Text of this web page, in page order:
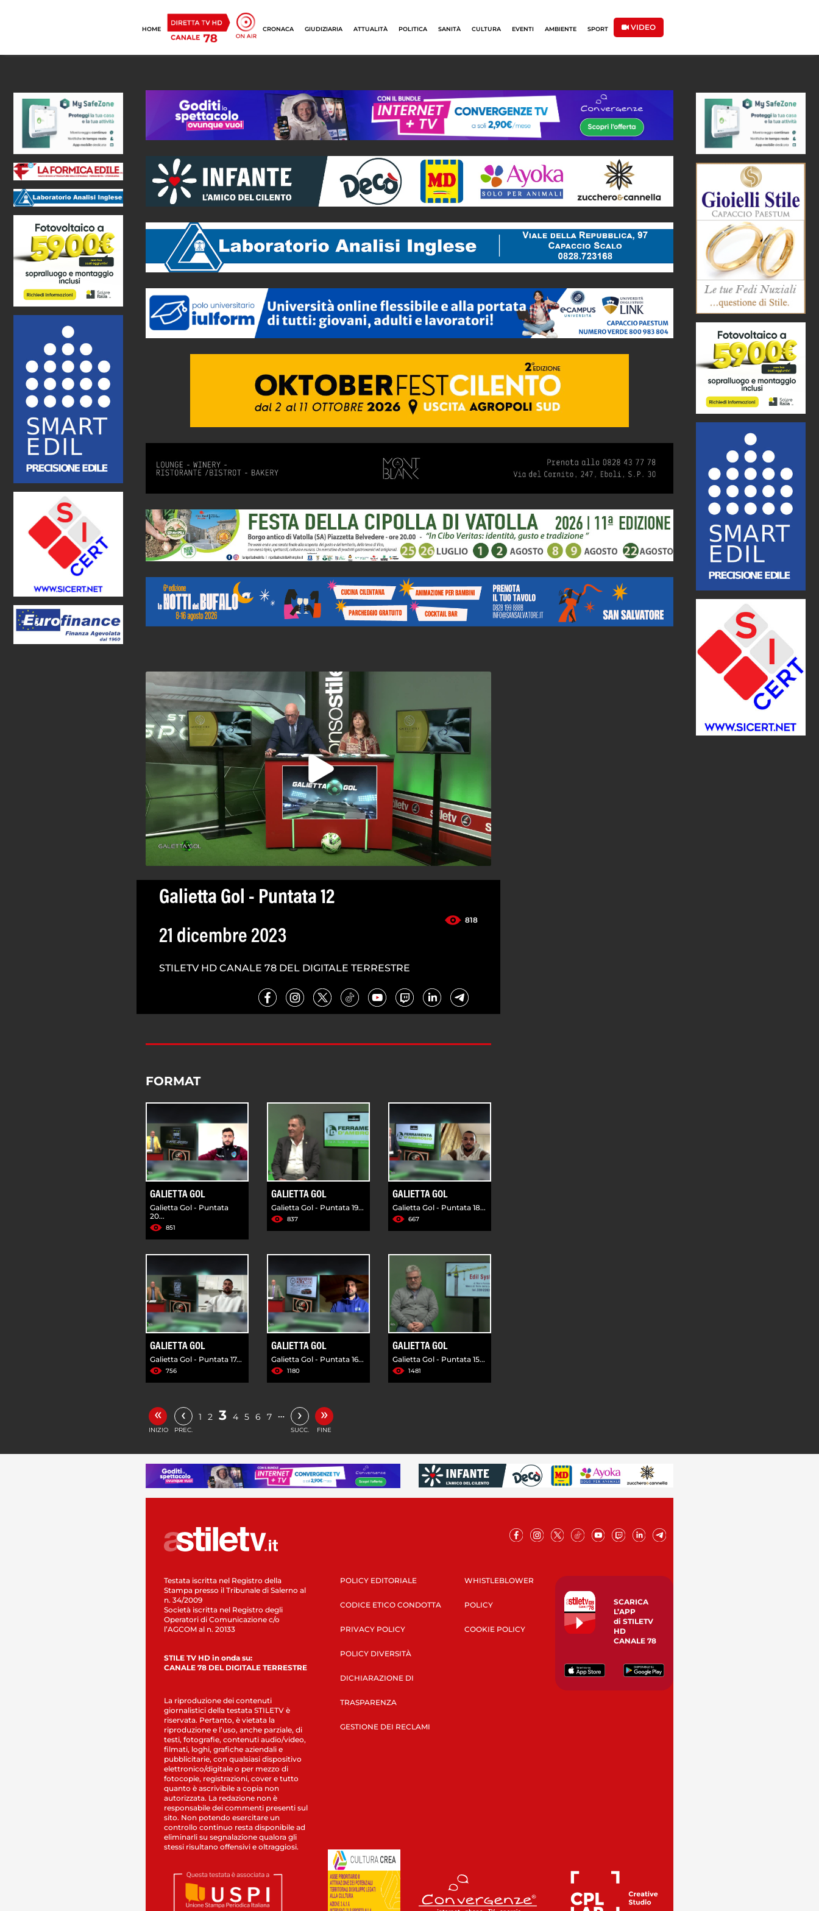
HOME CRONACA GIUDIZIARIA ATTUALITÀ POLITICA SANITÀ CULTURA EVENTI AMBIENTE SPORT VIDEO
Galietta Gol - Puntata 12
818
21 dicembre 2023
STILETV HD CANALE 78 DEL DIGITALE TERRESTRE
FORMAT
GALIETTA GOL
Galietta Gol - Puntata
20...
851
GALIETTA GOL
Galietta Gol - Puntata 19...
837
GALIETTA GOL
Galietta Gol - Puntata 18...
667
GALIETTA GOL
Galietta Gol - Puntata 17...
756
GALIETTA GOL
Galietta Gol - Puntata 16...
1180
GALIETTA GOL
Galietta Gol - Puntata 15...
1481
«
INIZIO
‹
PREC.
1 2 3 4 5 6 7 … ›
SUCC.
»
FINE
Testata iscritta nel Registro della
Stampa presso il Tribunale di Salerno al
n. 34/2009
Società iscritta nel Registro degli
Operatori di Comunicazione c/o
l’AGCOM al n. 20133
STILE TV HD in onda su:
CANALE 78 DEL DIGITALE TERRESTRE
La riproduzione dei contenuti
giornalistici della testata STILETV è
riservata. Pertanto, è vietata la
riproduzione e l’uso, anche parziale, di
testi, fotografie, contenuti audio/video,
filmati, loghi, grafiche aziendali e
pubblicitarie, con qualsiasi dispositivo
elettronico/digitale o per mezzo di
fotocopie, registrazioni, cover e tutto
quanto è ascrivibile a copia non
autorizzata. La redazione non è
responsabile dei commenti presenti sul
sito. Non potendo esercitare un
controllo continuo resta disponibile ad
eliminarli su segnalazione qualora gli
stessi risultano offensivi e oltraggiosi.
POLICY EDITORIALE
CODICE ETICO CONDOTTA
PRIVACY POLICY
POLICY DIVERSITÀ
DICHIARAZIONE DI
TRASPARENZA
GESTIONE DEI RECLAMI
WHISTLEBLOWER
POLICY
COOKIE POLICY
SCARICA
L’APP
di STILETV
HD
CANALE 78